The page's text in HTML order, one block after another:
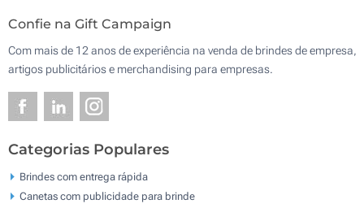
Confie na Gift Campaign
Com mais de 12 anos de experiência na venda de brindes de empresa,
artigos publicitários e merchandising para empresas.
Categorias Populares
Brindes com entrega rápida
Canetas com publicidade para brinde